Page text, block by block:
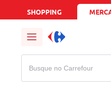
SHOPPING
Busque no Carrefour